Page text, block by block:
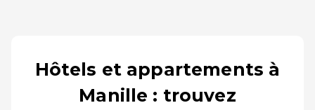
Hôtels et appartements à
Manille : trouvez